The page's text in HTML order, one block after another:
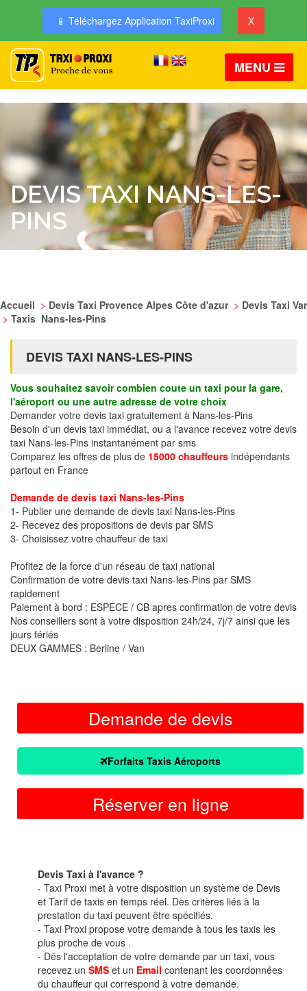
📱 Téléchargez Application TaxiProxi X
MENU
DEVIS TAXI NANS-LES-
PINS
Accueil > Devis Taxi Provence Alpes Côte d'azur > Devis Taxi Var
> Taxis Nans-les-Pins
DEVIS TAXI NANS-LES-PINS
Vous souhaitez savoir combien coute un taxi pour la gare,
l'aéroport ou une autre adresse de votre choix
Demander votre devis taxi gratuitement à Nans-les-Pins
Besoin d'un devis taxi immédiat, ou a l'avance recevez votre devis
taxi Nans-les-Pins instantanément par sms
Comparez les offres de plus de 15000 chauffeurs indépendants
partout en France
Demande de devis taxi Nans-les-Pins
1- Publier une demande de devis taxi Nans-les-Pins
2- Recevez des propositions de devis par SMS
3- Choisissez votre chauffeur de taxi
Profitez de la force d'un réseau de taxi national
Confirmation de votre devis taxi Nans-les-Pins par SMS
rapidement
Paiement à bord : ESPECE / CB apres confirmation de votre devis
Nos conseillers sont à votre disposition 24h/24, 7j/7 ainsi que les
jours fériés
DEUX GAMMES : Berline / Van
Demande de devis
Forfaits Taxis Aéroports
Réserver en ligne
Devis Taxi à l'avance ?
- Taxi Proxi met à votre disposition un système de Devis
et Tarif de taxis en temps réel. Des critères liés à la
prestation du taxi peuvent être spécifiés.
- Taxi Proxi propose votre demande à tous les taxis les
plus proche de vous .
- Dés l'acceptation de votre demande par un taxi, vous
recevez un SMS et un Email contenant les coordonnées
du chauffeur qui correspond à votre demande.